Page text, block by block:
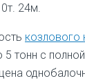
24м.
козлового
тонн с
цена